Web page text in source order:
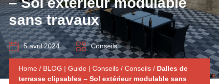
sans travaux
5 avril 2024 Conseils
Home / BLOG | Guide | Conseils/ Conseils/ Dalles de
terrasse clipsables – Sol extérieur modulable sans